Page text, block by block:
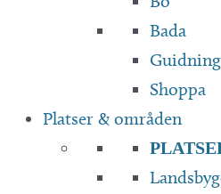
Bada
Shoppa
Platser & områden